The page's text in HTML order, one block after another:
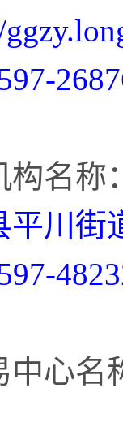
构名称
平川街
中心名